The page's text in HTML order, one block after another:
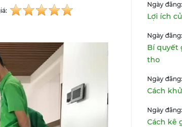
Ngày
Lợi ích
Ngày
Bí quyết
tho
Ngày
Cách
Ngày
Cách kê